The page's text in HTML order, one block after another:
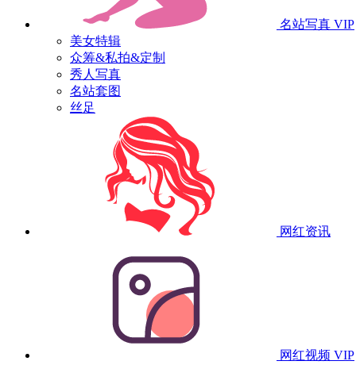
名站写真 VIP
美女特辑
众筹&私拍&定制
秀人写真
名站套图
丝足
网红资讯
网红视频 VIP